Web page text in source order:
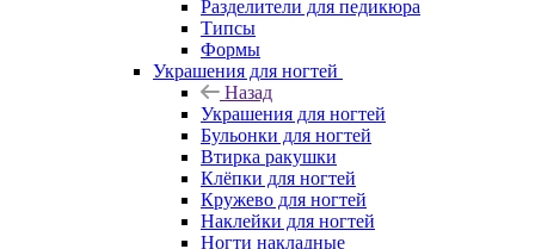
Разделители для педикюра
Типсы
Формы
Украшения для ногтей
Назад
Украшения для ногтей
Бульонки для ногтей
Втирка ракушки
Клёпки для ногтей
Кружево для ногтей
Наклейки для ногтей
Ногти накладные